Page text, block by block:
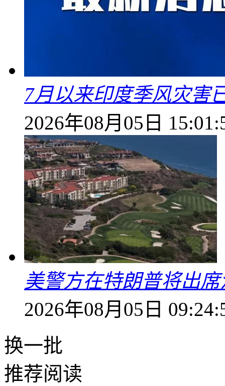
7月以来印度季风灾害
2026年08月05日
美警方在特朗普将出
2026年08月05日
换一批
推荐阅读